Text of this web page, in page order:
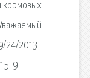
кормовых
Уважаемый
24/2013
9